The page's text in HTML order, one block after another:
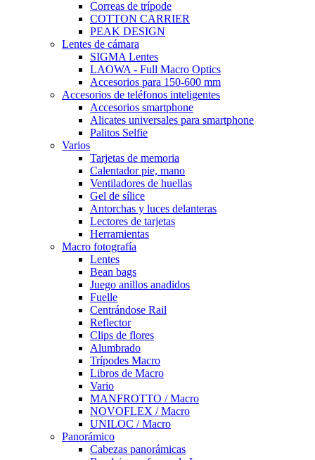
Correas de trípode
COTTON CARRIER
PEAK DESIGN
Lentes de cámara
SIGMA Lentes
LAOWA - Full Macro Optics
Accesorios para 150-600 mm
Accesorios de teléfonos inteligentes
Accesorios smartphone
Alicates universales para smartphone
Palitos Selfie
Varios
Tarjetas de memoria
Calentador pie, mano
Ventiladores de huellas
Gel de sílice
Antorchas y luces delanteras
Lectores de tarjetas
Herramientas
Macro fotografía
Lentes
Bean bags
Juego anillos anadidos
Fuelle
Centrándose Rail
Reflector
Clips de flores
Alumbrado
Trípodes Macro
Libros de Macro
Vario
MANFROTTO / Macro
NOVOFLEX / Macro
UNILOC / Macro
Panorámico
Cabezas panorámicas